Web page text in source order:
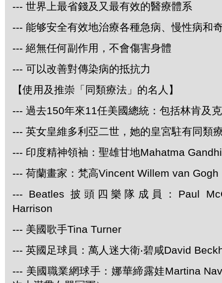
--- 世界上最省錢及又最有效的醫療體系
--- 能够安全有效地治療各種急病、慢性病和
--- 絕無任何副作用，不會傷害身體
--- 可以改善對傳染病的抵抗力
【使用及推崇「同類療法」的名人】
--- 過去150年來11任美國總統：包括林肯及
--- 英女皇維多利亞二世，她的皇宮駐有同類
--- 印度精神領袖：聖雄甘地Mahatma Gandhi
--- 荷蘭畫家：梵高Vincent Willem van Gogh
--- Beatles 披頭四樂隊成員：Paul
Harrison
--- 美國歌手Tina Turner
--- 英國足球員：萬人迷大衛‧碧咸David
--- 美國職業網球手：娜華締露娃Martina